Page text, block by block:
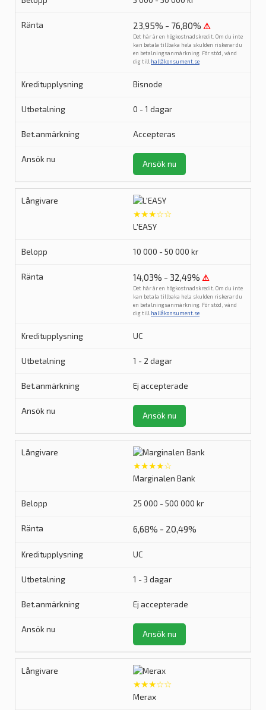
23,95% - 76,80% ⚠
Det här är en högkostnadskredit. Om du inte
kan betala tillbaka hela skulden riskerar du
en betalningsanmärkning. För stöd, vänd
dig till hallåkonsument.se
Bisnode
0 - 1 dagar
Accepteras
Ansök nu
★★★☆☆
L'EASY
10 000 - 50 000 kr
14,03% - 32,49% ⚠
Det här är en högkostnadskredit. Om du inte
kan betala tillbaka hela skulden riskerar du
en betalningsanmärkning. För stöd, vänd
dig till hallåkonsument.se
UC
1 - 2 dagar
Ej accepterade
Ansök nu
★★★★☆
Marginalen Bank
25 000 - 500 000 kr
6,68% - 20,49%
UC
1 - 3 dagar
Ej accepterade
Ansök nu
★★★☆☆
Merax